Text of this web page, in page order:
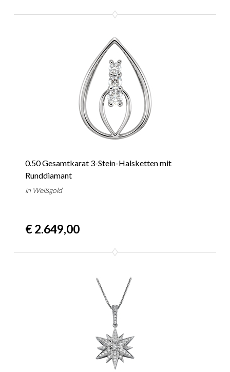
0.50 Gesamtkarat 3-Stein-Halsketten mit
Runddiamant
in Weißgold
€ 2.649,00